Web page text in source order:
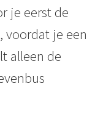
je eerst de
voordat je een
alleen de